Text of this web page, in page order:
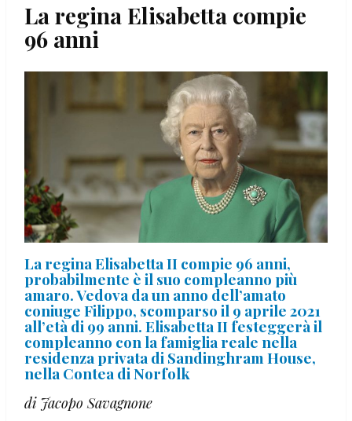
La regina Elisabetta compie
96 anni
La regina Elisabetta II compie 96 anni,
probabilmente è il suo compleanno più
amaro. Vedova da un anno dell’amato
coniuge Filippo, scomparso il 9 aprile 2021
all’età di 99 anni. Elisabetta II festeggerà il
compleanno con la famiglia reale nella
residenza privata di Sandinghram House,
nella Contea di Norfolk
di Jacopo Savagnone